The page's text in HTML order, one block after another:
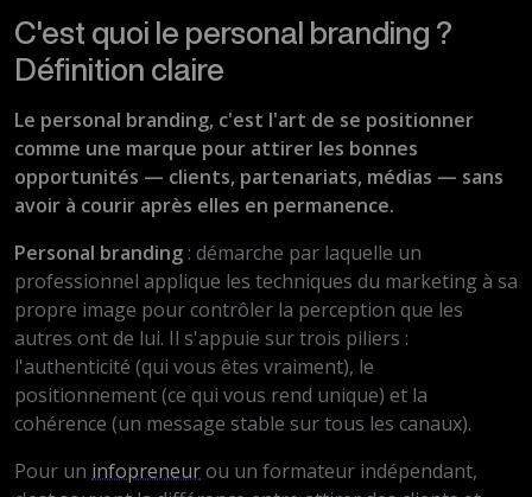
C'est quoi le personal branding ?
Définition claire
Le personal branding, c'est l'art de se positionner
comme une marque pour attirer les bonnes
opportunités — clients, partenariats, médias — sans
avoir à courir après elles en permanence.
Personal branding : démarche par laquelle un
professionnel applique les techniques du marketing à sa
propre image pour contrôler la perception que les
autres ont de lui. Il s'appuie sur trois piliers :
l'authenticité (qui vous êtes vraiment), le
positionnement (ce qui vous rend unique) et la
cohérence (un message stable sur tous les canaux).
Pour un infopreneurou un formateur indépendant,